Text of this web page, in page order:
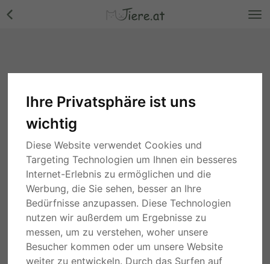
Ihre Privatsphäre ist uns
wichtig
Diese Website verwendet Cookies und
Targeting Technologien um Ihnen ein besseres
Internet-Erlebnis zu ermöglichen und die
Werbung, die Sie sehen, besser an Ihre
Bedürfnisse anzupassen. Diese Technologien
nutzen wir außerdem um Ergebnisse zu
messen, um zu verstehen, woher unsere
Besucher kommen oder um unsere Website
weiter zu entwickeln. Durch das Surfen auf